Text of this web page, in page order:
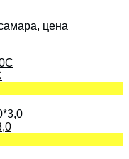
, цена